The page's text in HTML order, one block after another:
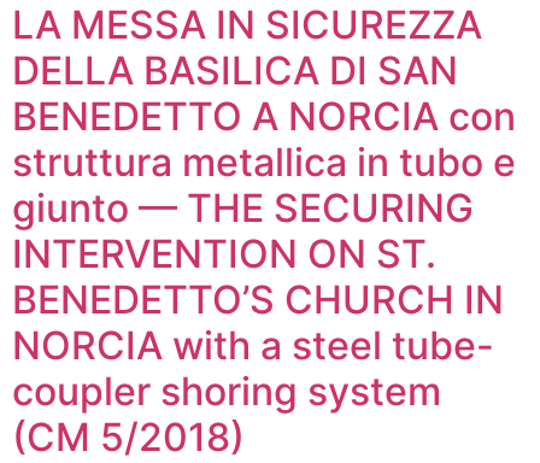
LA MESSA IN SICUREZZA
DELLA BASILICA DI SAN
BENEDETTO A NORCIA con
struttura metallica in tubo e
giunto — THE SECURING
INTERVENTION ON ST.
BENEDETTO’S CHURCH IN
NORCIA with a steel tube-
coupler shoring system
(CM 5/2018)